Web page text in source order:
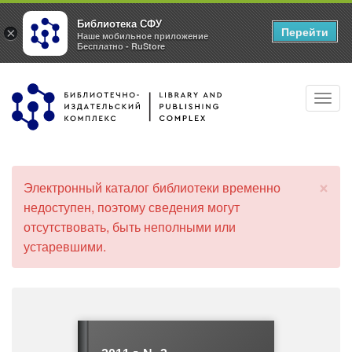
Перейти
основному
×
о
о
б
щ
е
Электронный каталог библиотеки временно
недоступен, поэтому сведения могут
отсутствовать, быть неполными или
устаревшими.
×
Библиотека СФУ
Наше мобильное приложение
Бесплатно - RuStore
Перейти